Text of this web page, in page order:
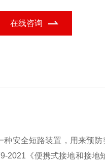
在线咨询
安全短路装置，用来预
2021《便携式接地和接地